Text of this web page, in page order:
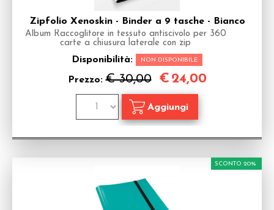
Zipfolio Xenoskin - Binder a 9 tasche - Bianco
Album Raccoglitore in tessuto antiscivolo per 360
carte a chiusura laterale con zip
Disponibilità: NON DISPONIBILE
Prezzo:€ 30,00 € 24,00
SCONTO 20%